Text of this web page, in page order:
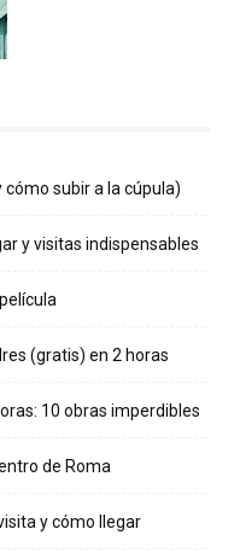
cómo subir a la cúpula)
y visitas indispensables
(gratis) en 2 horas
10 obras imperdibles
de Roma
y cómo llegar